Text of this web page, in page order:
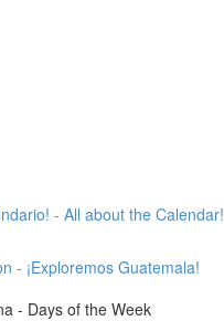
- All about the Calendar!
¡Exploremos Guatemala!
- Days of the Week